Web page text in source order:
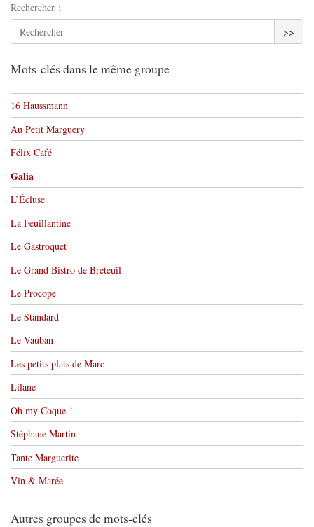
Rechercher :
>>
Mots-clés dans le même groupe
16 Haussmann
Au Petit Marguery
Félix Café
Galia
L’Écluse
La Feuillantine
Le Gastroquet
Le Grand Bistro de Breteuil
Le Procope
Le Standard
Le Vauban
Les petits plats de Marc
Lilane
Oh my Coque !
Stéphane Martin
Tante Marguerite
Vin & Marée
Autres groupes de mots-clés